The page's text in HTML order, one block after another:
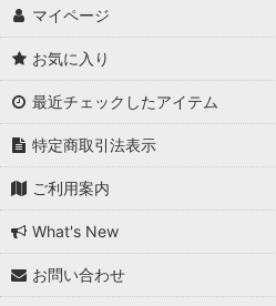
マイページ
お気に入り
最近チェックしたアイテム
特定商取引法表示
ご利用案内
What's New
お問い合わせ